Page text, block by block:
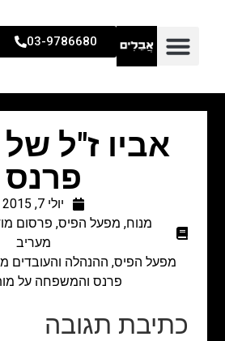
03-9786680
אביו ז"ל
פרנס
יולי 7, 2015
מנוח, מפעל הפיס, פרסום
מעריב
מפעל הפיס, ההנהלה והעובדים
פרנס והמשפחה על
כתיבת תגובה